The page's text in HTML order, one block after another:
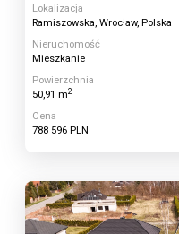
Lokalizacja
Ramiszowska, Wrocław, Polska
Nieruchomość
Mieszkanie
Powierzchnia
50,91 m2
Cena
788 596 PLN